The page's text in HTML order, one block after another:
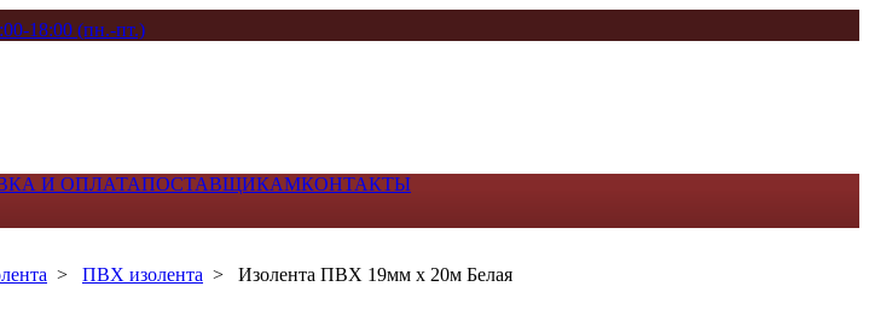
18:00 (пн.-пт.)
И ОПЛАТАПОСТАВЩИКАМКОНТАКТЫ
> ПВХ изолента > Изолента ПВХ 19мм х 20м Белая